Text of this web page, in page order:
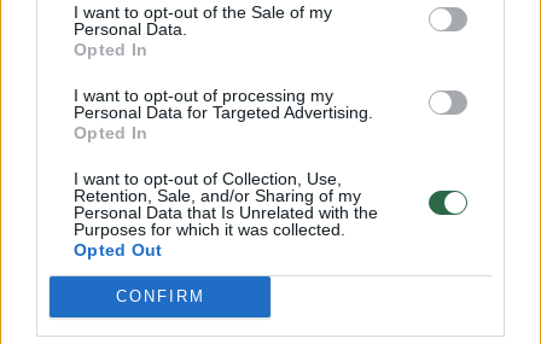
I want to opt-out of the Sale of my
Personal Data.
Opted In
I want to opt-out of processing my
Personal Data for Targeted Advertising.
Opted In
I want to opt-out of Collection, Use,
Retention, Sale, and/or Sharing of my
Personal Data that Is Unrelated with the
Purposes for which it was collected.
Opted Out
CONFIRM
Pridėjo ir plunksnų – kad būtų jaukiau. Ir išties
ši italės kolekcija – labai jau jauki ir praktiška.
„Supratau, kad reikia rūpintis tuo, kaip gyveni
šiandien, taigi norėjau sukurti paprastesnę
kolekciją ir atrasti naują elegancijos variantą“,
– kalbėjo M.Prada.
Mada Stilius mados kolekcija Rodyti daugiau žymių